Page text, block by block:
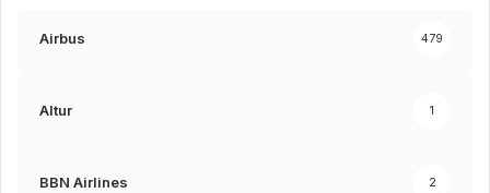
Airbus 479
Altur 1
BBN Airlines 2